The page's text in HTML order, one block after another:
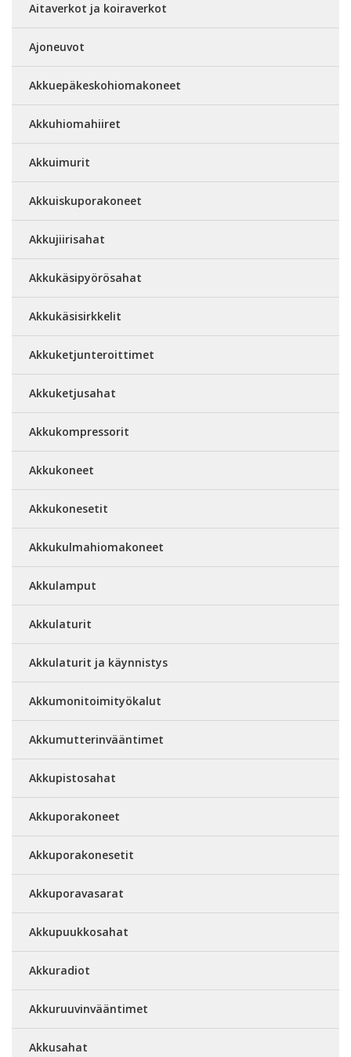
Aitaverkot ja koiraverkot
Ajoneuvot
Akkuepäkeskohiomakoneet
Akkuhiomahiiret
Akkuimurit
Akkuiskuporakoneet
Akkujiirisahat
Akkukäsipyörösahat
Akkukäsisirkkelit
Akkuketjunteroittimet
Akkuketjusahat
Akkukompressorit
Akkukoneet
Akkukonesetit
Akkukulmahiomakoneet
Akkulamput
Akkulaturit
Akkulaturit ja käynnistys
Akkumonitoimityökalut
Akkumutterinvääntimet
Akkupistosahat
Akkuporakoneet
Akkuporakonesetit
Akkuporavasarat
Akkupuukkosahat
Akkuradiot
Akkuruuvinvääntimet
Akkusahat